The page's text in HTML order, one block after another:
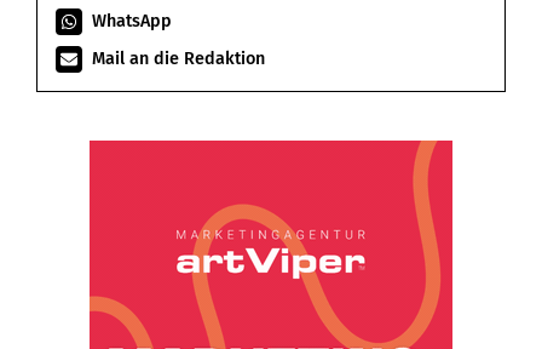
WhatsApp
Mail an die Redaktion